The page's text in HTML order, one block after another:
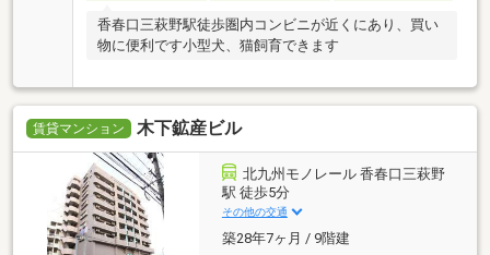
香春口三萩野駅徒歩圏内コンビニが近くにあり、買い
物に便利です小型犬、猫飼育できます
賃貸マンション 木下鉱産ビル
北九州モノレール 香春口三萩野
駅 徒歩5分
その他の交通
築28年7ヶ月 / 9階建